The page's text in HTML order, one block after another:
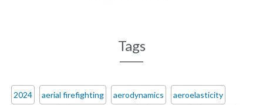
Tags
2024 aerial firefighting aerodynamics aeroelasticity